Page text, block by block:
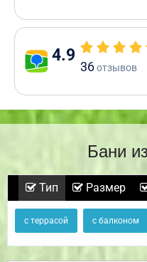
4.9
36отзывов
Бани
Тип Размер
с террасой с балконом